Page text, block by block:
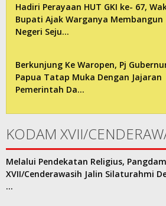
Hadiri Perayaan HUT GKI ke- 67,
Bupati Ajak Warganya Membangun
Negeri Seju…
Berkunjung Ke Waropen, Pj
Papua Tatap Muka Dengan Jajaran
Pemerintah Da…
KODAM XVII/
Melalui Pendekatan Religius, Pangdam
XVII/Cenderawasih Jalin Silaturahmi
…